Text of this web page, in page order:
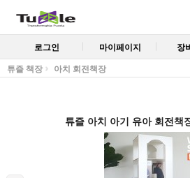
로그인 마이페이지 장
튜즐 책장 아치 회전책장
튜즐 아치 아기 유아 회전책